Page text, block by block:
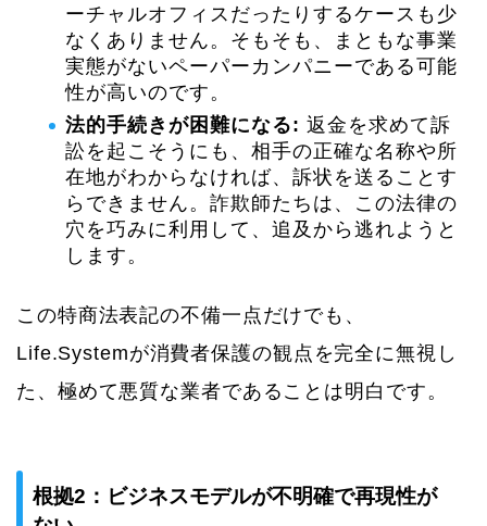
ーチャルオフィスだったりするケースも少
なくありません。そもそも、まともな事業
実態がないペーパーカンパニーである可能
性が高いのです。
法的手続きが困難になる: 返金を求めて訴
訟を起こそうにも、相手の正確な名称や所
在地がわからなければ、訴状を送ることす
らできません。詐欺師たちは、この法律の
穴を巧みに利用して、追及から逃れようと
します。
この特商法表記の不備一点だけでも、
Life.Systemが消費者保護の観点を完全に無視し
た、極めて悪質な業者であることは明白です。
根拠2：ビジネスモデルが不明確で再現性が